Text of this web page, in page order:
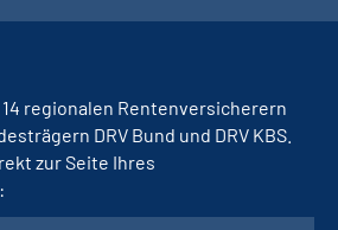
14 regionalen Rentenversicherern
DRV Bund und DRV KBS.
zur Seite Ihres